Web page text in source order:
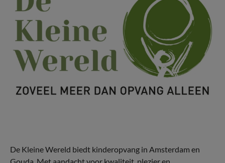
De Kleine Wereld biedt kinderopvang in Amsterdam en